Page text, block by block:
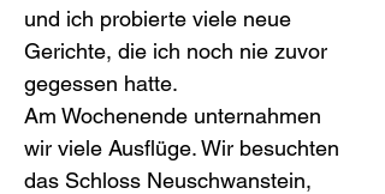
und ich probierte viele neue
Gerichte, die ich noch nie zuvor
gegessen hatte.
Am Wochenende unternahmen
wir viele Ausflüge. Wir besuchten
das Schloss Neuschwanstein,